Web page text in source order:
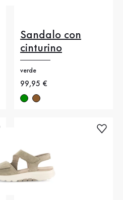
Sandalo con
cinturino
verde
Nuovo prezzo
99,95 €